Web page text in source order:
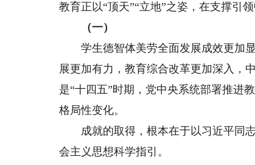
教育正以“顶天”“立地”之姿，在支撑引
（一）
学生德智体美劳全面发展成效更加显
展更加有力，教育综合改革更加深入
是“十四五”时期，党中央系统部署推进
格局性变化。
成就的取得，根本在于以习近平同志
会主义思想科学指引。